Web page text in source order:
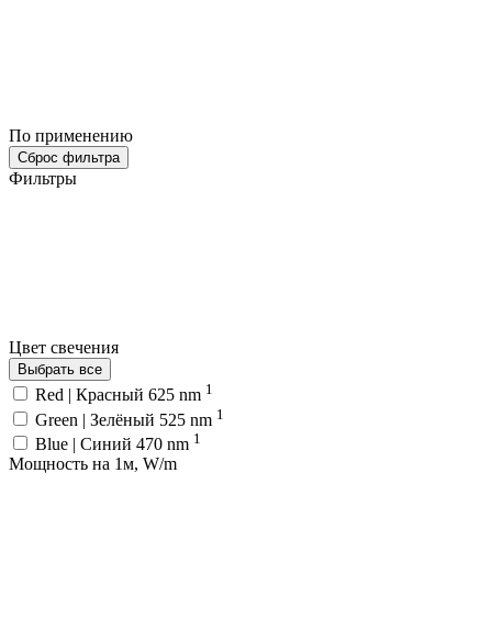
По применению
Сброс фильтра
Фильтры
Цвет свечения
Выбрать все
Red | Красный 625 nm 1
Green | Зелёный 525 nm 1
Blue | Синий 470 nm 1
Мощность на 1м, W/m